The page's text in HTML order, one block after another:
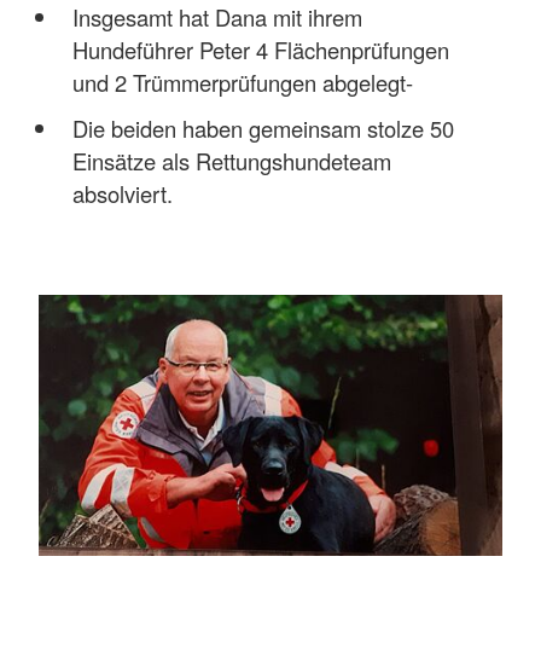
Insgesamt hat Dana mit ihrem
Hundeführer Peter 4 Flächenprüfungen
und 2 Trümmerprüfungen abgelegt-
Die beiden haben gemeinsam stolze 50
Einsätze als Rettungshundeteam
absolviert.